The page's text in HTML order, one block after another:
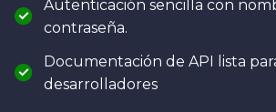
Autenticación sencilla con
contraseña.
Documentación de API lista
desarrolladores